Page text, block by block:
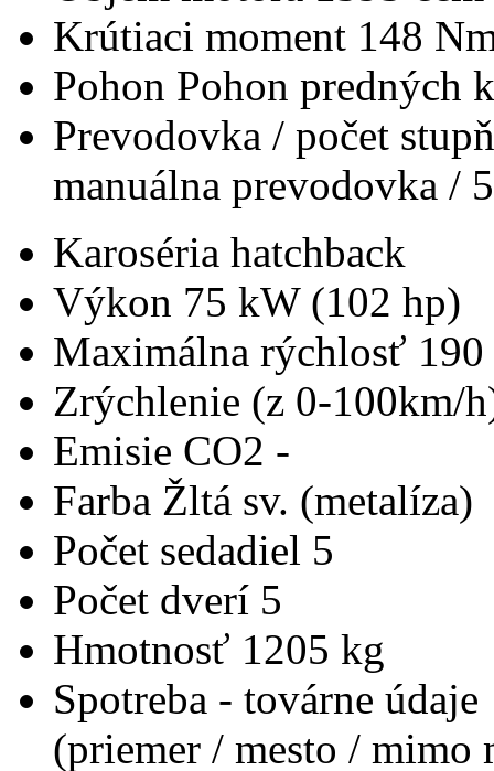
Krútiaci moment 148
Pohon Pohon predných
Prevodovka / počet
manuálna prevodovka / 5
Karoséria hatchback
Výkon 75 kW (102 hp)
Maximálna rýchlosť
Zrýchlenie (z 0-100km/
Emisie CO2 -
Farba Žltá sv. (metalíza)
Počet sedadiel 5
Počet dverí 5
Hmotnosť 1205 kg
Spotreba - továrne údaje
(priemer / mesto / mimo